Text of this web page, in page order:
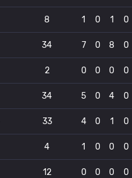
8 1 0 1 0
34 7 0 8 0
2 0 0 0 0
34 5 0 4 0
33 4 0 1 0
4 1 0 0 0
12 0 0 0 0